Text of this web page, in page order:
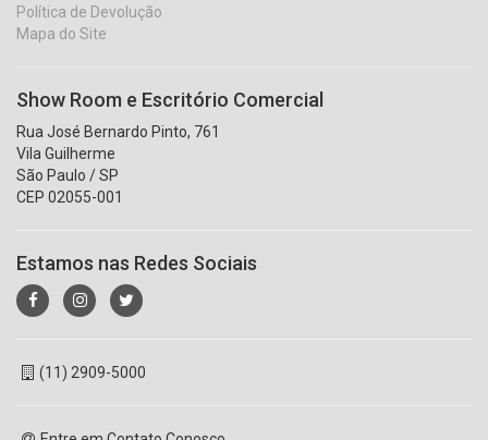
Política de Devolução
Mapa do Site
Show Room e Escritório Comercial
Rua José Bernardo Pinto, 761
Vila Guilherme
São Paulo / SP
CEP 02055-001
Estamos nas Redes Sociais
(11) 2909-5000